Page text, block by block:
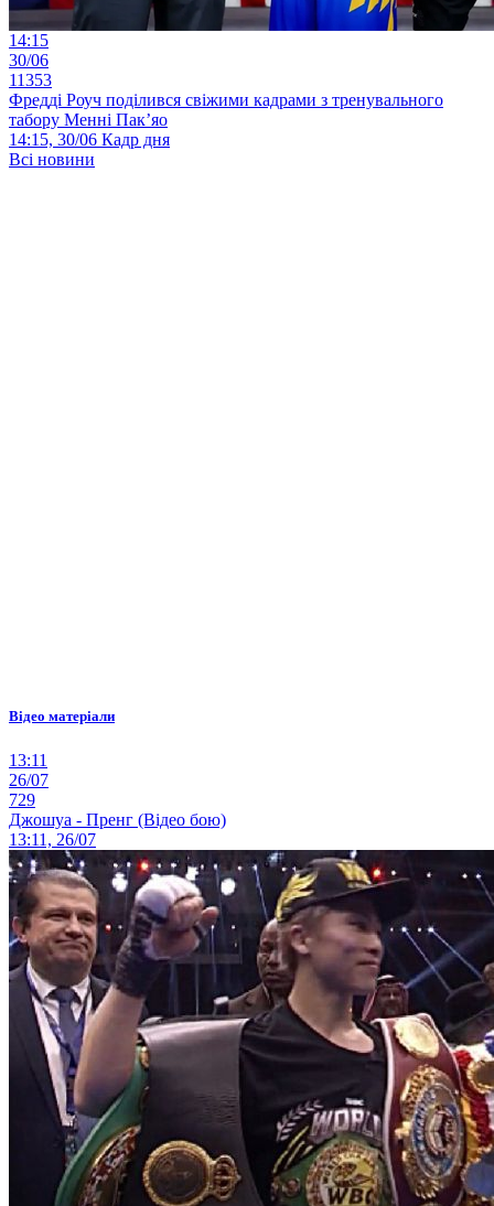
14:15
30/06
11353
Фредді Роуч поділився свіжими кадрами з тренувального
табору Менні Пак’яо
14:15, 30/06 Кадр дня
Всі новини
Відео матеріали
13:11
26/07
729
Джошуа - Пренг (Відео бою)
13:11, 26/07